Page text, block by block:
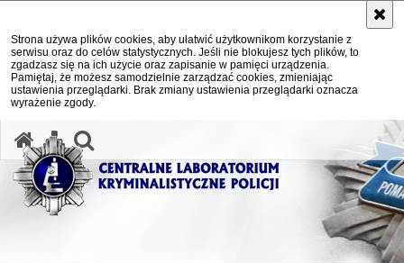
Strona używa plików cookies, aby ułatwić użytkownikom korzystanie z
serwisu oraz do celów statystycznych. Jeśli nie blokujesz tych plików, to
zgadzasz się na ich użycie oraz zapisanie w pamięci urządzenia.
Pamiętaj, że możesz samodzielnie zarządzać cookies, zmieniając
ustawienia przeglądarki. Brak zmiany ustawienia przeglądarki oznacza
wyrażenie zgody.